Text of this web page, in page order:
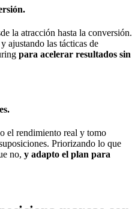
la atracción hasta la conversión.
ajustando las tácticas de
para acelerar resultados sin
el rendimiento real y tomo
Priorizando lo que
no, y adapto el plan para